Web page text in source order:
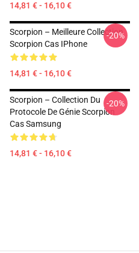
14,81 € - 16,10 €
Scorpion – Meilleure Collection
Scorpion Cas IPhone
14,81 € - 16,10 €
-20%
Scorpion – Collection Du
Protocole De Génie Scorpion
Cas Samsung
14,81 € - 16,10 €
-20%